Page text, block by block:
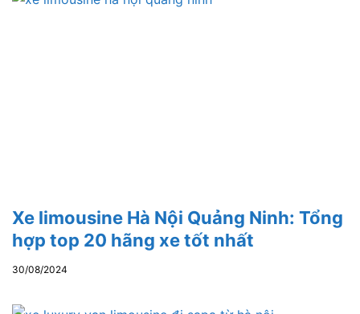
Xe limousine Hà Nội Quảng Ninh: Tổng
hợp top 20 hãng xe tốt nhất
30/08/2024